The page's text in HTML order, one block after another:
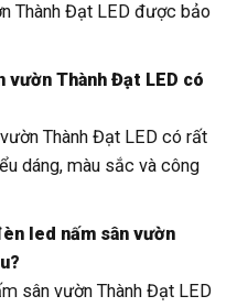
Thành Đạt LED được bảo
vườn Thành Đạt LED có
Thành Đạt LED có rất
dáng, màu sắc và công
led nấm sân vườn
sân vườn Thành Đạt LED